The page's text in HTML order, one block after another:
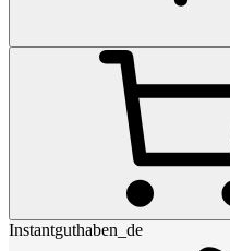
Instantguthaben_de